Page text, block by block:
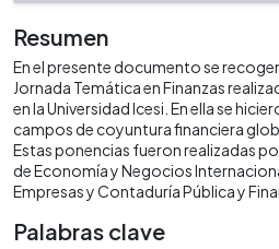
Resumen
En el presente documento se
Jornada Temática en Finanzas
en la Universidad Icesi. En ella se
campos de coyuntura financiera
Estas ponencias fueron realizadas
de Economía y Negocios
Empresas y Contaduría Pública y
Palabras clave